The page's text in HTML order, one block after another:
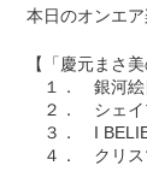
本日のオンエ
【「慶元まさ
１． 銀河
２． シェイ
３． I
４． クリス
/ クレ